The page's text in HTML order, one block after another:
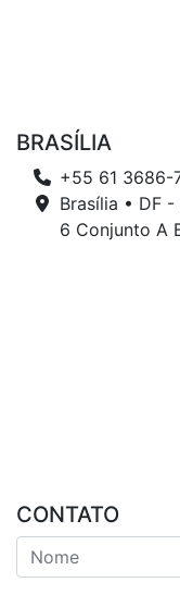
BRASÍLIA
+55 61 3686-
Brasília • DF
6 Conjunto A
CONTATO